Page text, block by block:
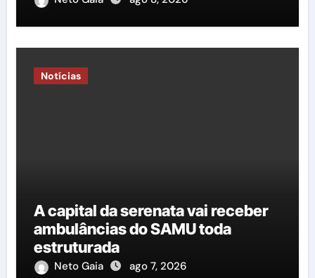
Notícias
A capital da serenata vai receber
ambulâncias do SAMU toda
estruturada
Neto Gaia ago 7, 2026